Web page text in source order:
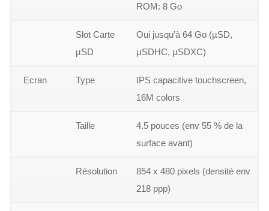
ROM: 8 Go
Slot Carte
µSD
Oui jusqu’à 64 Go (µSD,
µSDHC, µSDXC)
Ecran Type
IPS capacitive touchscreen,
16M colors
Taille
4.5 pouces (env 55 % de la
surface avant)
Résolution
854 x 480 pixels (densité env
218 ppp)